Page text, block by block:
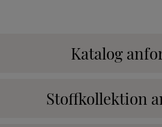
Katalog
Stoffkollektion